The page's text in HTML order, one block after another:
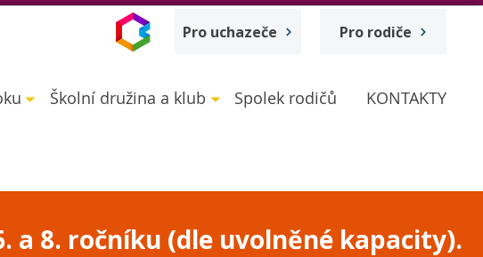
Pro uchazeče Pro rodiče
Školní družina a klub Spolek rodičů KONTAKTY
a 8. ročníku (dle uvolněné kapacity).